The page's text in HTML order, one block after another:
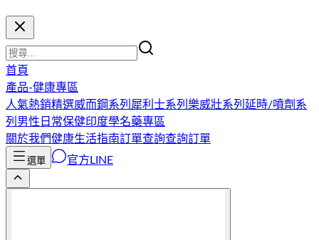
首頁
產品-健康專區
人氣熱銷精選威而鋼系列 犀利士系列 樂威壯系列 延時/噴劑系
列 男性日常保健印度學名藥專區
關於我們健康生活指南訂單查詢查詢訂單
選單 官方LINE